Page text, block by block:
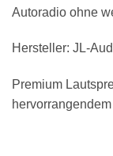
Autoradio ohne
Hersteller: JL-
Premium